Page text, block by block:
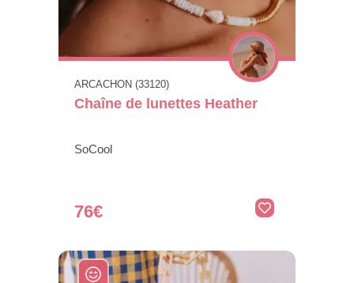
ARCACHON (33120)
Chaîne de lunettes Heather
SoCool
76€